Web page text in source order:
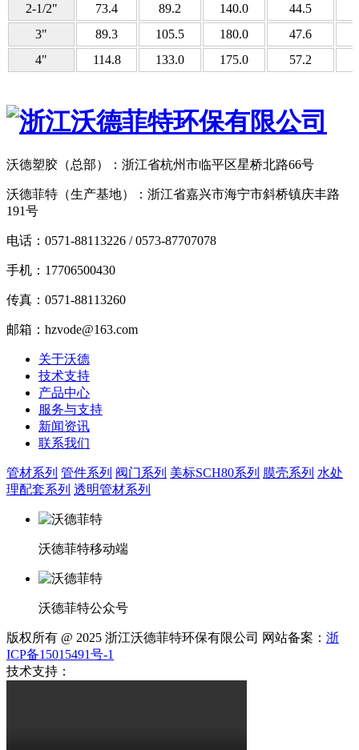
2-1/2"
73.4 89.2 140.0
44.5
3"
89.3 105.5 180.0
47.6
4"
114.8 133.0 175.0 57.2
沃德塑胶（总部）：浙江省杭州市临平区星桥北路66号
沃德菲特（生产基地）：浙江省嘉兴市海宁市斜桥镇庆丰路
191号
电话：0571-88113226 / 0573-87707078
手机：17706500430
传真：0571-88113260
邮箱：hzvode@163.com
关于沃德
技术支持
产品中心
服务与支持
新闻资讯
联系我们
管材系列 管件系列 阀门系列 美标SCH80系列 膜壳系列 水处
理配套系列 透明管材系列
沃德菲特移动端
沃德菲特公众号
版权所有 @ 2025 浙江沃德菲特环保有限公司 网站备案： 浙
ICP备15015491号-1
技术支持：